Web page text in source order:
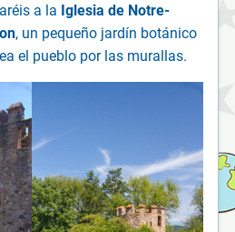
a la Iglesia de Notre-
, un pequeño jardín botánico
el pueblo por las murallas.